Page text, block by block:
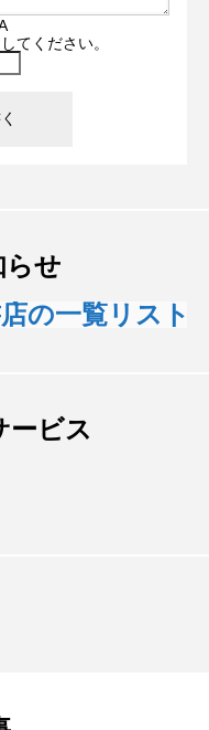
てください。
らせ
の一覧リスト
ービス